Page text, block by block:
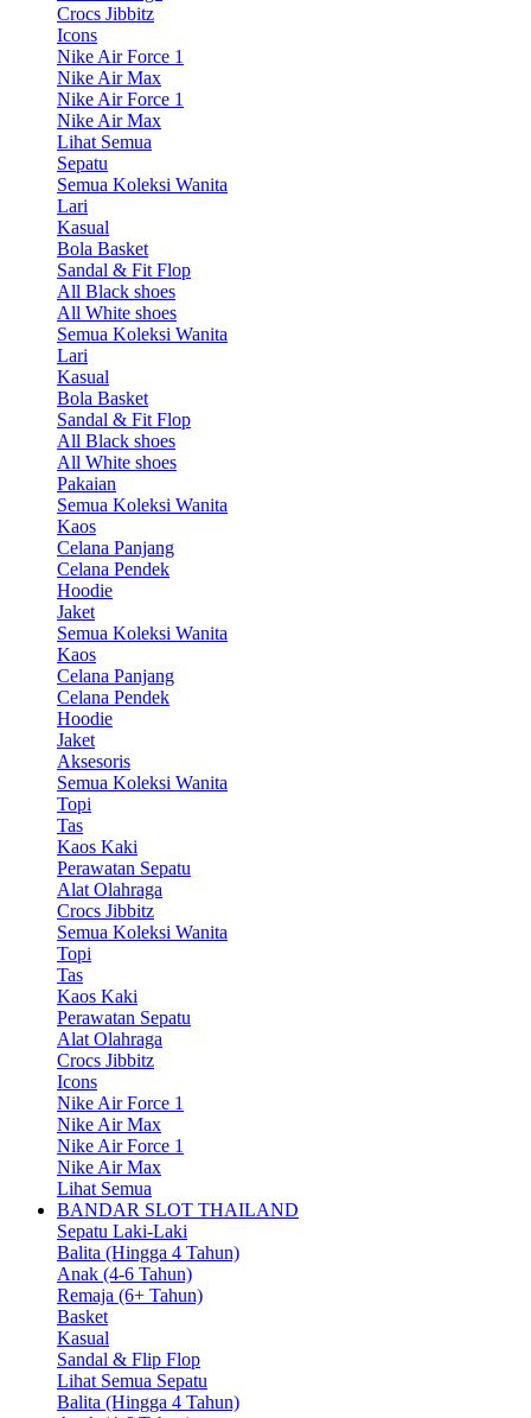
Crocs Jibbitz
Icons
Nike Air Force 1
Nike Air Max
Nike Air Force 1
Nike Air Max
Lihat Semua
Sepatu
Semua Koleksi Wanita
Lari
Kasual
Bola Basket
Sandal & Fit Flop
All Black shoes
All White shoes
Semua Koleksi Wanita
Lari
Kasual
Bola Basket
Sandal & Fit Flop
All Black shoes
All White shoes
Pakaian
Semua Koleksi Wanita
Kaos
Celana Panjang
Celana Pendek
Hoodie
Jaket
Semua Koleksi Wanita
Kaos
Celana Panjang
Celana Pendek
Hoodie
Jaket
Aksesoris
Semua Koleksi Wanita
Topi
Tas
Kaos Kaki
Perawatan Sepatu
Alat Olahraga
Crocs Jibbitz
Semua Koleksi Wanita
Topi
Tas
Kaos Kaki
Perawatan Sepatu
Alat Olahraga
Crocs Jibbitz
Icons
Nike Air Force 1
Nike Air Max
Nike Air Force 1
Nike Air Max
Lihat Semua
BANDAR SLOT THAILAND
Sepatu Laki-Laki
Balita (Hingga 4 Tahun)
Anak (4-6 Tahun)
Remaja (6+ Tahun)
Basket
Kasual
Sandal & Flip Flop
Lihat Semua Sepatu
Balita (Hingga 4 Tahun)